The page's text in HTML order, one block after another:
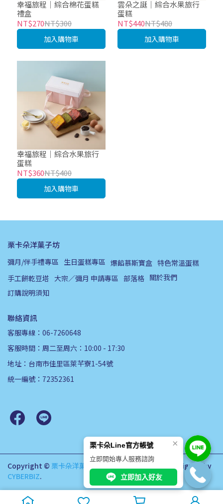
幸福旅程｜綜合棉花蛋糕
禮盒
NT$270NT$300
加入購物車
雲朵之誕｜綜合水果旅行
蛋糕
NT$440NT$480
加入購物車
幸福旅程｜綜合水果旅行
蛋糕
NT$360NT$400
加入購物車
栗卡朵洋菓子坊
彌月/伴手禮專區 生日蛋糕專區 爆餡慕斯寶盒 特色常溫蛋糕
手工餅乾豆塔 大宗／彌月 申請專區 部落格 關於我們
訂購說明須知
聯絡資訊
客服專線：06-7260648
客服時間：周二至周六：10:00 - 17:30
地址：台南市佳里區萊芊寮1-54號
統一編號：72352361
Copyright © 栗卡朵洋菓子坊
Designed by
CYBERBIZ.
栗卡朵Line官方帳號
立即開始專人服務諮詢
立即加入好友
×